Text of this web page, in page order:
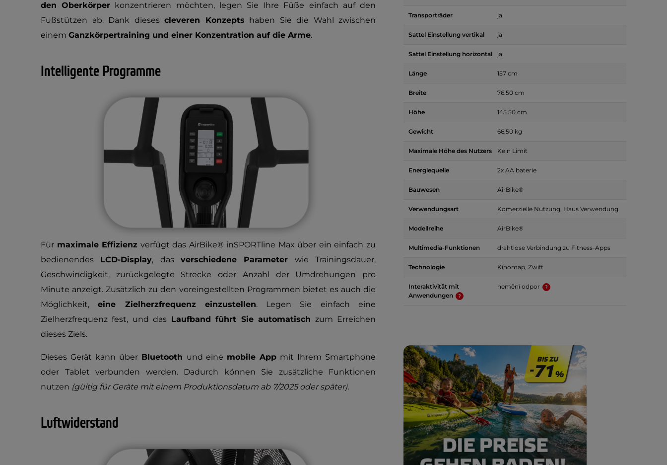
den Oberkörper konzentrieren möchten, legen Sie Ihre Füße einfach auf den
Fußstützen ab. Dank dieses cleveren Konzepts haben Sie die Wahl zwischen
einem Ganzkörpertraining und einer Konzentration auf die Arme.
Intelligente Programme
Für maximale Effizienz verfügt das AirBike® inSPORTline Max über ein einfach zu
bedienendes LCD-Display, dasverschiedene Parameter wie Trainingsdauer,
Geschwindigkeit, zurückgelegte Strecke oder Anzahl der Umdrehungen pro
Minute anzeigt. Zusätzlich zu den voreingestellten Programmen bietet es auch die
Möglichkeit,eine Zielherzfrequenz einzustellen. Legen Sie einfach eine
Zielherzfrequenz fest, und das Laufband führt Sie automatisch zum Erreichen
dieses Ziels.
Dieses Gerät kann über Bluetooth und eine mobile App mit Ihrem Smartphone
oder Tablet verbunden werden. Dadurch können Sie zusätzliche Funktionen
nutzen (gültig für Geräte mit einem Produktionsdatum ab 7/2025 oder später).
Luftwiderstand
Transporträder ja
Sattel Einstellung vertikal ja
Sattel Einstellung horizontal ja
Länge 157 cm
Breite 76.50 cm
Höhe 145.50 cm
Gewicht 66.50 kg
Maximale Höhe des Nutzers Kein Limit
Energiequelle 2x AA baterie
Bauwesen AirBike®
Verwendungsart Komerzielle Nutzung, Haus Verwendung
Modellreihe AirBike®
Multimedia-Funktionen drahtlose Verbindung zu Fitness-Apps
Technologie Kinomap, Zwift
Interaktivität mit
Anwendungen
nemění odpor